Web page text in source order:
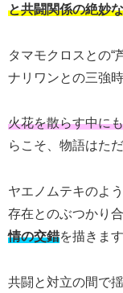
と共闘関係の絶妙
タマモクロスとの“
ナリワンとの三強
火花を散らす中に
らこそ、物語はた
ヤエノムテキのよ
存在とのぶつかり合
情の交錯を描きます
共闘と対立の間で